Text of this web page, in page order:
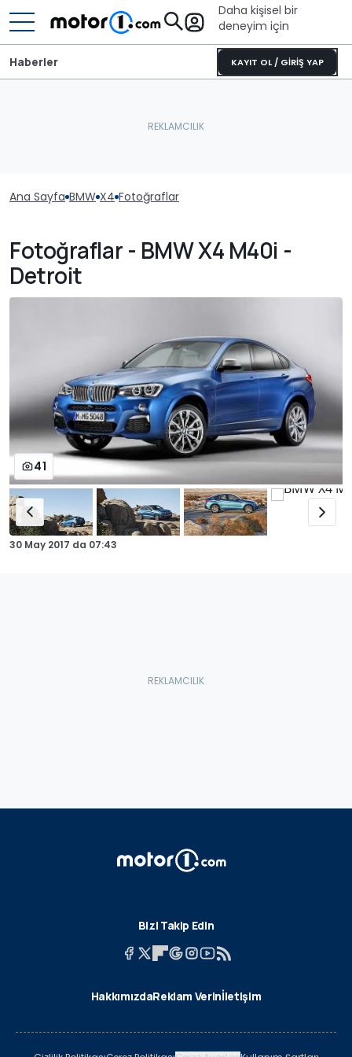
Daha kişisel bir
deneyim için
KAYIT OL / GİRİŞ YAP
Haberler
Ana Sayfa BMW X4 Fotoğraflar
Fotoğraflar - BMW X4 M40i -
Detroit
41
30 May 2017 da 07:43
Bizi Takip Edin
HakkımızdaReklam Verinİletişim